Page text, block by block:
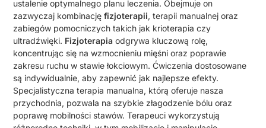
ustalenie optymalnego planu leczenia. Obejmuje on
zazwyczaj kombinacjęfizjoterapii, terapii manualnej oraz
zabiegów pomocniczych takich jak krioterapia czy
ultradźwięki. Fizjoterapia odgrywa kluczową rolę,
koncentrując się na wzmocnieniu mięśni oraz poprawie
zakresu ruchu w stawie łokciowym. Ćwiczenia dostosowane
są indywidualnie, aby zapewnić jak najlepsze efekty.
Specjalistyczna terapia manualna, którą oferuje nasza
przychodnia, pozwala na szybkie złagodzenie bólu oraz
poprawę mobilności stawów. Terapeuci wykorzystują